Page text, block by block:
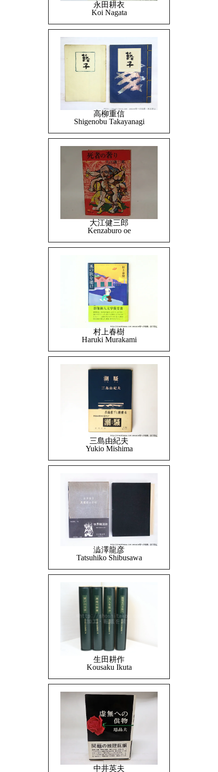
永田耕衣
Koi Nagata
高柳重信
Shigenobu Takayanagi
大江健三郎
Kenzaburo oe
村上春樹
Haruki Murakami
三島由紀夫
Yukio Mishima
澁澤龍彦
Tatsuhiko Shibusawa
生田耕作
Kousaku Ikuta
中井英夫